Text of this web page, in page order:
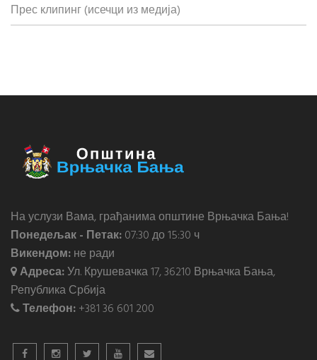
Прес клипинг (исечци из медија)
На услузи Вама, грађанима општине Врњачка Бања!
Понедељак - Петак:07:30 до 15:30 ч
Викендом:не ради
Адреса:Ул. Крушевачка 17, 36210 Врњачка Бања,
Република Србија
Телефон:+381 36 601 200